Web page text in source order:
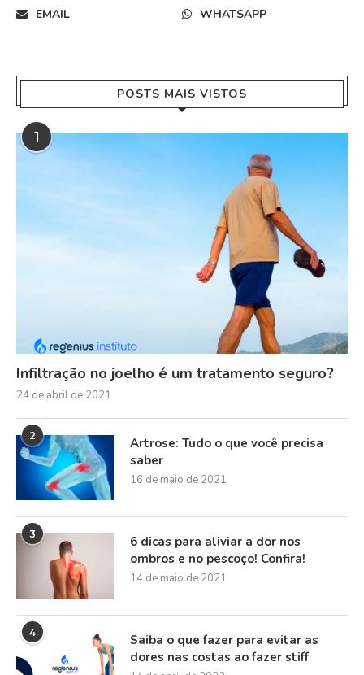
EMAIL
WHATSAPP
POSTS MAIS VISTOS
1
Infiltração no joelho é um tratamento seguro?
24 de abril de 2021
2
Artrose: Tudo o que você precisa
saber
16 de maio de 2021
3
6 dicas para aliviar a dor nos
ombros e no pescoço! Confira!
14 de maio de 2021
4
Saiba o que fazer para evitar as
dores nas costas ao fazer stiff